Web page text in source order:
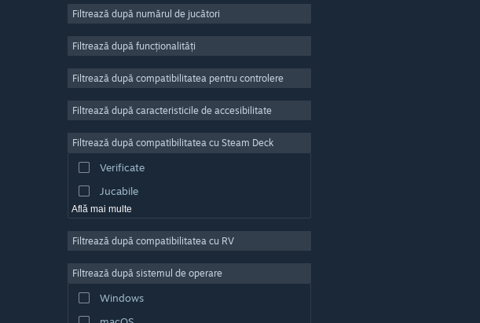
Indie
Casual
Simulare
Producție video
Editare de fotografii
Filtrează după numărul de jucători
Filtrează după funcționalități
Filtrează după compatibilitatea pentru controlere
Filtrează după caracteristicile de accesibilitate
Filtrează după compatibilitatea cu Steam Deck
Verificate
Jucabile
Află mai multe
Filtrează după compatibilitatea cu RV
Filtrează după sistemul de operare
Windows